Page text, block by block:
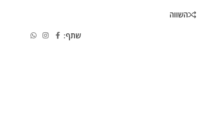
השווה
שתף: